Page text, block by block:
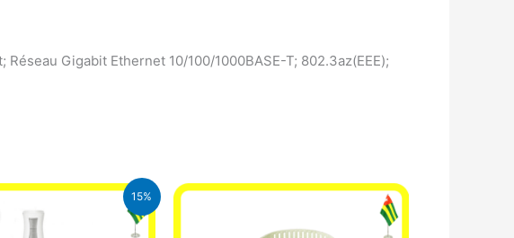
Gigabit Ethernet 10/100/1000BASE-T; 802.3az(EEE);
15%
Le